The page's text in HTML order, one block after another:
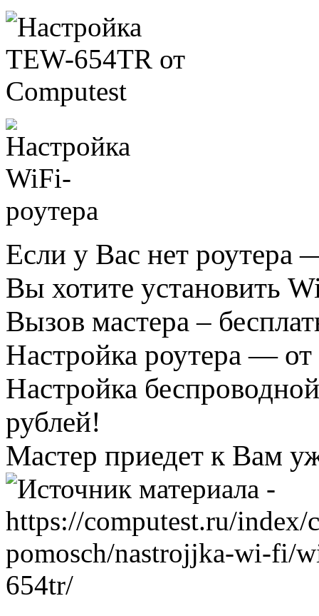
Если у Вас нет роутера
Вы хотите установить
Вызов мастера –
Настройка роутера —
Настройка
рублей!
Мастер приедет к Вам